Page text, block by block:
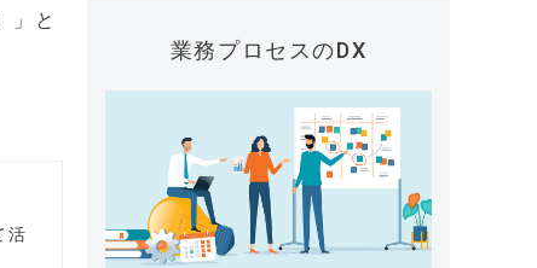
」と
活
業務プロセスのDX